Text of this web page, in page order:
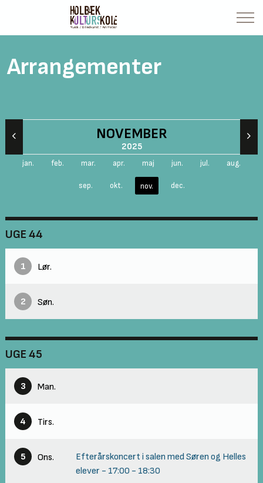
Arrangementer
NOVEMBER
2025
jan. feb. mar. apr. maj jun. jul. aug.
sep. okt. nov. dec.
UGE 44
1 Lør.
2 Søn.
UGE 45
3 Man.
4 Tirs.
5 Ons.
Efterårskoncert i salen med Søren og Helles
elever - 17:00 - 18:30